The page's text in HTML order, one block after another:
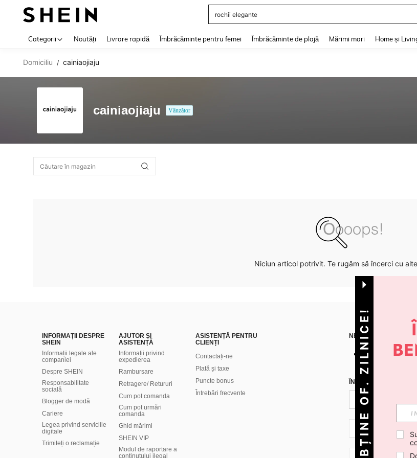
rochii elegante
Categorii Noutăți Livrare rapidă Îmbrăcăminte pentru femei Îmbrăcăminte de plajă Mărimi mari Home și
Domiciliu / cainiaojiaju
cainiaojiaju Vânzător
Niciun articol potrivit. Te rugăm să încerci cu
INFORMAȚII DESPRE
SHEIN
Informații legale ale
companiei
Despre SHEIN
Responsabilitate
socială
Blogger de modă
Cariere
Legea privind serviciile
digitale
Trimiteți o reclamație
AJUTOR ȘI
ASISTENȚĂ
Informații privind
expedierea
Rambursare
Retragere/ Retururi
Cum pot comanda
Cum pot urmări
comanda
Ghid mărimi
SHEIN VIP
Modul de raportare a
conținutului ilegal
ASISTENȚĂ PENTRU
CLIENȚI
Contactați-ne
Plată și taxe
Puncte bonus
Întrebări frecvente
NE GĂSEȘTI PE
ÎNREGISTREAZĂ-TE
RO + 40
OBȚINE OF. ZILNICE!